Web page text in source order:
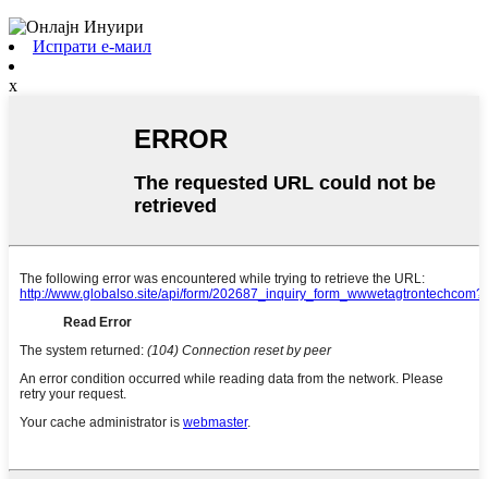
Испрати е-маил
x